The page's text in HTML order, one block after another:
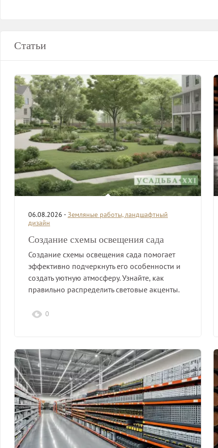
Статьи
06.08.2026 - Земляные работы, ландшафтный
дизайн
Создание схемы освещения сада
Создание схемы освещения сада помогает
эффективно подчеркнуть его особенности и
создать уютную атмосферу. Узнайте, как
правильно распределить световые акценты.
0